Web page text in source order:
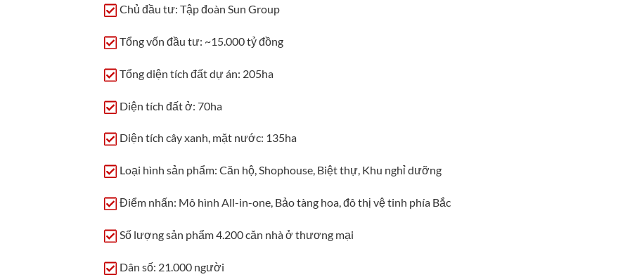
Chủ đầu tư: Tập đoàn Sun Group
Tổng vốn đầu tư: ~15.000 tỷ đồng
Tổng diện tích đất dự án: 205ha
Diện tích đất ở: 70ha
Diện tích cây xanh, mặt nước: 135ha
Loại hình sản phẩm: Căn hộ, Shophouse, Biệt thự, Khu nghỉ dưỡng
Điểm nhấn: Mô hình All-in-one, Bảo tàng hoa, đô thị vệ tinh phía Bắc
Số lượng sản phẩm 4.200 căn nhà ở thương mại
Dân số: 21.000 người